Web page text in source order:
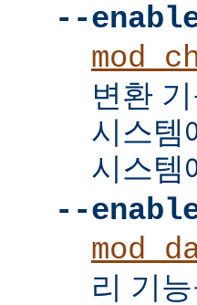
--
변환
시스템
시스템
--
리 기